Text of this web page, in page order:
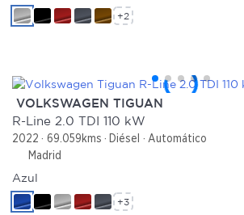
+2
VOLKSWAGEN TIGUAN
R-Line 2.0 TDI 110 kW
2022 69.059kms Diésel
Automático
Madrid
Azul
+3